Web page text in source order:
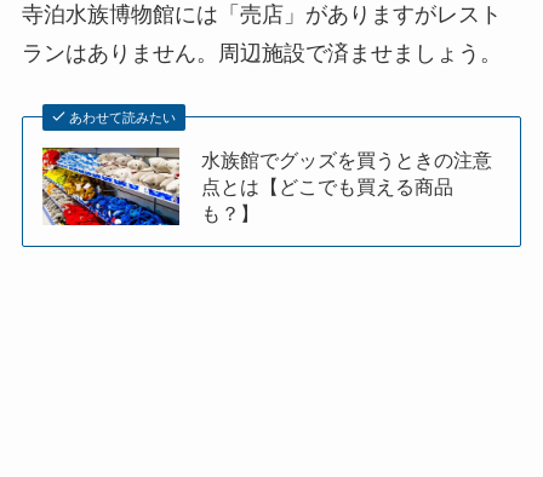
寺泊水族博物館には「売店」がありますがレスト
ランはありません。周辺施設で済ませましょう。
あわせて読みたい
水族館でグッズを買うときの注意
点とは【どこでも買える商品
も？】